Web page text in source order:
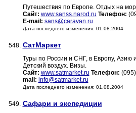
Путешествия по Европе. Отдых на
Сайт: www.sanss.narod.ru Телефон:
E-mail: sans@caravan.ru
Дата последнего изменения: 01.08.2004
548. СатМаркет
Туры по России и СНГ, в Европу, Азию
Детский воздух. Визы.
Сайт: www.satmarket.ru Телефон:
mail: info@satmarket.ru
Дата последнего изменения: 01.08.2004
549. Сафари и экспедиции